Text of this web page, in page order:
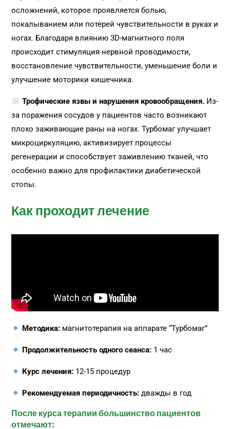
осложнений, которое проявляется болью,
покалыванием или потерей чувствительности в руках и
ногах. Благодаря влиянию 3D-магнитного поля
происходит стимуляция нервной проводимости,
восстановление чувствительности, уменьшение боли и
улучшение моторики кишечника.
Трофические язвы и нарушения кровообращения. Из-
за поражения сосудов у пациентов часто возникают
плохо заживающие раны на ногах. Турбомаг улучшает
микроциркуляцию, активизирует процессы
регенерации и способствует заживлению тканей, что
особенно важно для профилактики диабетической
стопы.
Как проходит лечение
Методика: магнитотерапия на аппарате “Турбомаг”
Продолжительность одного сеанса: 1 час
Курс лечения: 12-15 процедур
Рекомендуемая периодичность: дважды в год
После курса терапии большинство пациентов
отмечают: